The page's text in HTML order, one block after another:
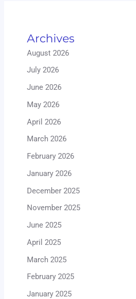
Archives
August 2026
July 2026
June 2026
May 2026
April 2026
March 2026
February 2026
January 2026
December 2025
November 2025
June 2025
April 2025
March 2025
February 2025
January 2025